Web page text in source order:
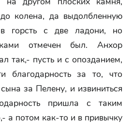
колена, да выдолбленную
горсть с две ладони, но
отмечен был. Анхор
так,- пусть и с опозданием,
благодарность за то, что
за Пелену, и извиниться
пришла с таким
а потом как-то и в привычку